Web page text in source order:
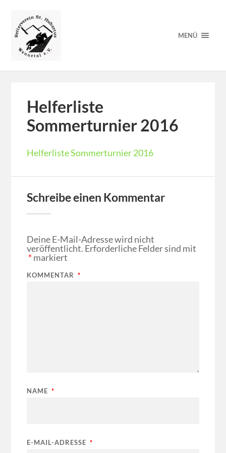
MENÜ
Helferliste
Sommerturnier 2016
Helferliste Sommerturnier 2016
Schreibe einen Kommentar
Deine E-Mail-Adresse wird nicht
veröffentlicht. Erforderliche Felder sind mit
*markiert
KOMMENTAR *
NAME *
E-MAIL-ADRESSE *